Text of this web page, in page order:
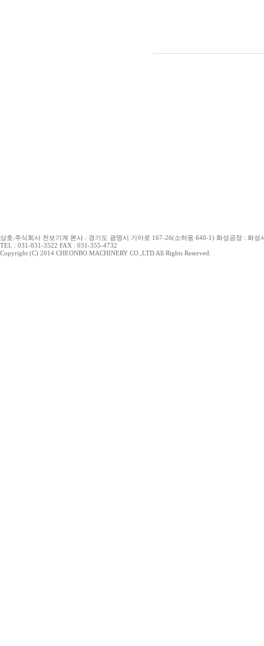
상호:주식회사 천보기계 본사 : 경기도 광명시 기아로 167-26(소하동 640-1) 화성공장 : 화
TEL : 031-831-3522 FAX : 031-355-4732
Copyright (C) 2014 CHEONBO MACHINERY CO.,LTD All Rights Reserved.